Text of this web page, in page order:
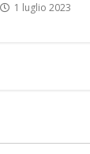
1 luglio 2023